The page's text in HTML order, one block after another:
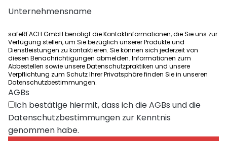
Unternehmensname
safeREACH GmbH benötigt die Kontaktinformationen, die Sie uns zur
Verfügung stellen, um Sie bezüglich unserer Produkte und
Dienstleistungen zu kontaktieren. Sie können sich jederzeit von
diesen Benachrichtigungen abmelden. Informationen zum
Abbestellen sowie unsere Datenschutzpraktiken und unsere
Verpflichtung zum Schutz Ihrer Privatsphäre finden Sie in unseren
Datenschutzbestimmungen.
AGBs
Ich bestätige hiermit, dass ich die AGBs und die
Datenschutzbestimmungen zur Kenntnis
genommen habe.